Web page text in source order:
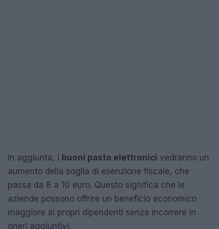
In aggiunta, i buoni pasto elettronici vedranno un
aumento della soglia di esenzione fiscale, che
passa da 8 a 10 euro. Questo significa che le
aziende possono offrire un beneficio economico
maggiore ai propri dipendenti senza incorrere in
oneri aggiuntivi.